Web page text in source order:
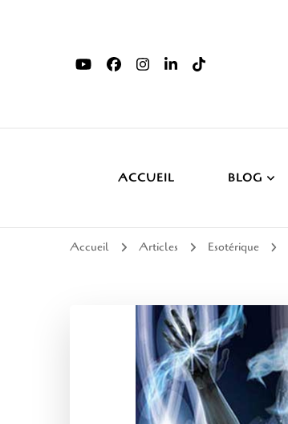
ACCUEIL BLOG
Accueil Articles Esotérique